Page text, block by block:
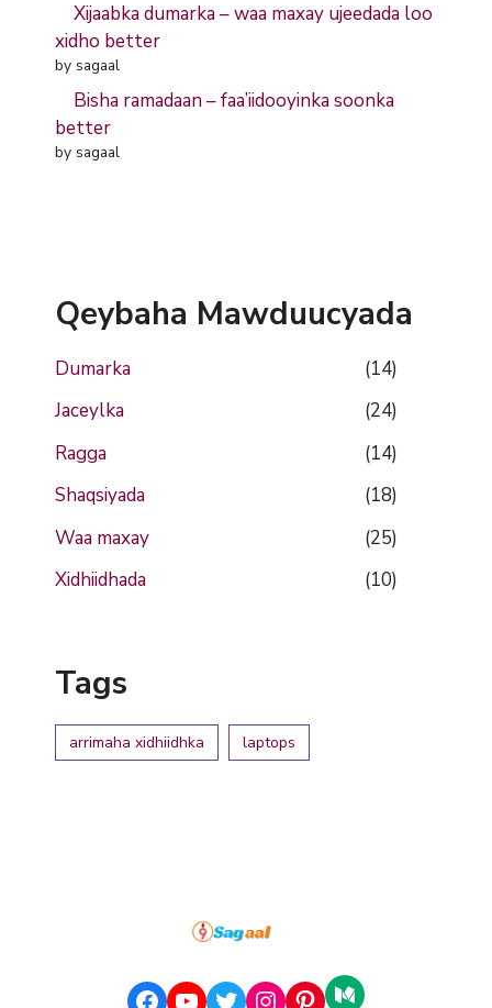
Xijaabka dumarka – waa maxay ujeedada loo
xidho better
by sagaal
Bisha ramadaan – faa’iidooyinka soonka
better
by sagaal
Qeybaha Mawduucyada
Dumarka
(14)
Jaceylka
(24)
Ragga
(14)
Shaqsiyada
(18)
Waa maxay
(25)
Xidhiidhada
(10)
Tags
arrimaha xidhiidhka laptops
Facebook
YouTube
Twitter
Instagram
Pinterest
Medium